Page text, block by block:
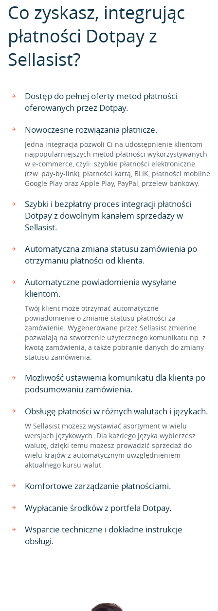
Co zyskasz, integrując
płatności Dotpay z
Sellasist?
Dostęp do pełnej oferty metod płatności
oferowanych przez Dotpay.
Nowoczesne rozwiązania płatnicze.
Jedna integracja pozwoli Ci na udostępnienie klientom
najpopularniejszych metod płatności wykorzystywanych
w e-commerce, czyli: szybkie płatności elektroniczne
(tzw. pay-by-link), płatności kartą, BLIK, płatności mobilne
Google Play oraz Apple Play, PayPal, przelew bankowy.
Szybki i bezpłatny proces integracji płatności
Dotpay z dowolnym kanałem sprzedaży w
Sellasist.
Automatyczna zmiana statusu zamówienia po
otrzymaniu płatności od klienta.
Automatyczne powiadomienia wysyłane
klientom.
Twój klient może otrzymać automatyczne
powiadomienie o zmianie statusu płatności za
zamówienie. Wygenerowane przez Sellasist zmienne
pozwalają na stworzenie użytecznego komunikatu np. z
kwotą zamówienia, a także pobranie danych do zmiany
statusu zamówienia.
Możliwość ustawienia komunikatu dla klienta po
podsumowaniu zamówienia.
Obsługę płatności w różnych walutach i językach.
W Sellasist możesz wystawiać asortyment w wielu
wersjach językowych. Dla każdego języka wybierzesz
walutę, dzięki temu możesz prowadzić sprzedaż do
wielu krajów z automatycznym uwzględnieniem
aktualnego kursu walut.
Komfortowe zarządzanie płatnościami.
Wypłacanie środków z portfela Dotpay.
Wsparcie techniczne i dokładne instrukcje
obsługi.